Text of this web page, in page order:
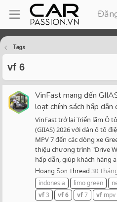
Tags
vf 6
VinFast mang đến
loạt chính sách hấp dẫn
VinFast trở lại Triển lãm Ô
(GIIAS) 2026 với dàn ô tô
MPV 7 đến các dòng xe
thiệu chương trình "Drive
hấp dẫn, giúp khách hàng
Hoang Son Thread 30
indonesia
limo green
vf3 vf6 vf7 vf mpv